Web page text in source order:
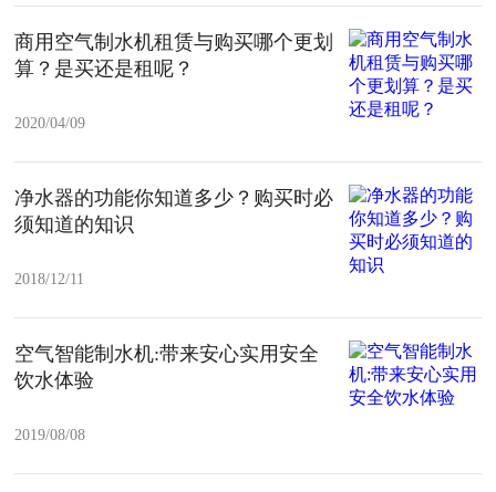
商用空气制水机租赁与购买哪个更划
算？是买还是租呢？
2020/04/09
净水器的功能你知道多少？购买时必
须知道的知识
2018/12/11
空气智能制水机:带来安心实用安全
饮水体验
2019/08/08